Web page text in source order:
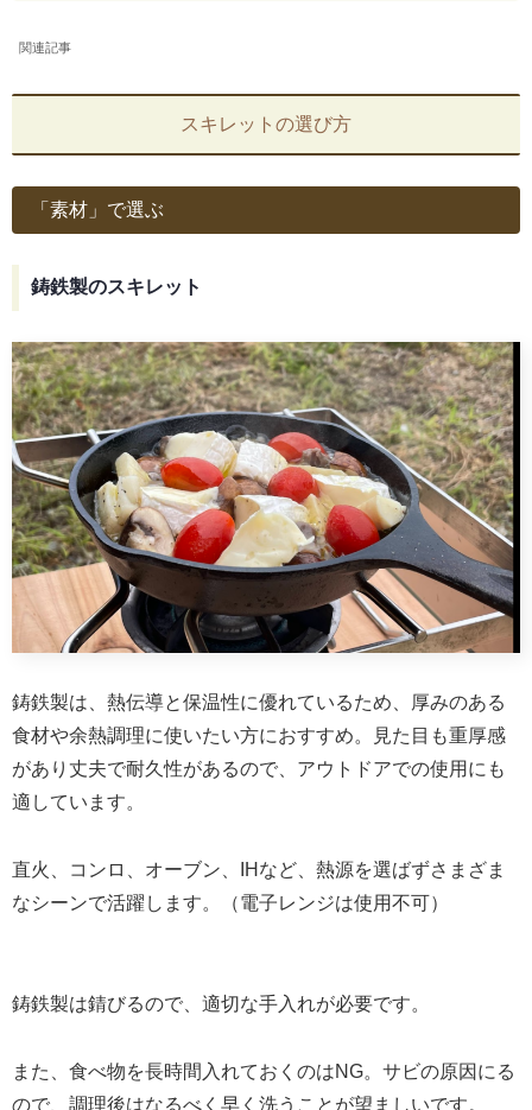
関連記事
スキレットの選び方
「素材」で選ぶ
鋳鉄製のスキレット
鋳鉄製は、熱伝導と保温性に優れているため、厚みのある
食材や余熱調理に使いたい方におすすめ。見た目も重厚感
があり丈夫で耐久性があるので、アウトドアでの使用にも
適しています。
直火、コンロ、オーブン、IHなど、熱源を選ばずさまざま
なシーンで活躍します。（電子レンジは使用不可）
鋳鉄製は錆びるので、適切な手入れが必要です。
また、食べ物を長時間入れておくのはNG。サビの原因にる
ので、調理後はなるべく早く洗うことが望ましいです。